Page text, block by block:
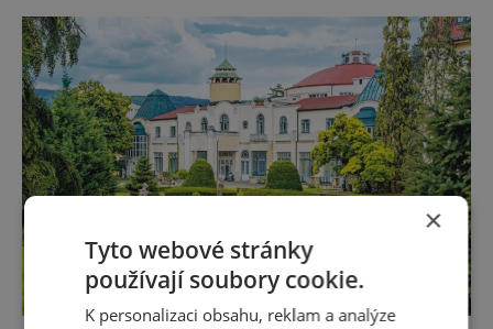
podobě. Města s neopakovatelnou
atmosférou Vydejte se s námi na prohlídku
měst, která patří k
×
Tyto webové stránky
používají soubory cookie.
K personalizaci obsahu, reklam a analýze